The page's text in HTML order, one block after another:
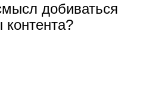
добиваться
контента?